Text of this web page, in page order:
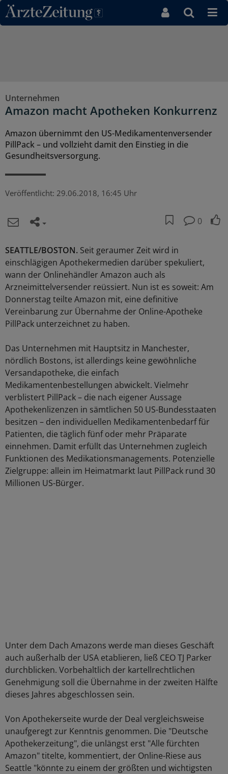
Direkt zum Inhaltsbereich
Unternehmen
Amazon macht Apotheken Konkurrenz
Amazon übernimmt den US-Medikamentenversender
PillPack – und vollzieht damit den Einstieg in die
Gesundheitsversorgung.
Veröffentlicht: 29.06.2018, 16:45 Uhr
0
SEATTLE/BOSTON. Seit geraumer Zeit wird in
einschlägigen Apothekermedien darüber spekuliert,
wann der Onlinehändler Amazon auch als
Arzneimittelversender reüssiert. Nun ist es soweit: Am
Donnerstag teilte Amazon mit, eine definitive
Vereinbarung zur Übernahme der Online-Apotheke
PillPack unterzeichnet zu haben.
Das Unternehmen mit Hauptsitz in Manchester,
nördlich Bostons, ist allerdings keine gewöhnliche
Versandapotheke, die einfach
Medikamentenbestellungen abwickelt. Vielmehr
verblistert PillPack – die nach eigener Aussage
Apothekenlizenzen in sämtlichen 50 US-Bundesstaaten
besitzen – den individuellen Medikamentenbedarf für
Patienten, die täglich fünf oder mehr Präparate
einnehmen. Damit erfüllt das Unternehmen zugleich
Funktionen des Medikationsmanagements. Potenzielle
Zielgruppe: allein im Heimatmarkt laut PillPack rund 30
Millionen US-Bürger.
Unter dem Dach Amazons werde man dieses Geschäft
auch außerhalb der USA etablieren, ließ CEO TJ Parker
durchblicken. Vorbehaltlich der kartellrechtlichen
Genehmigung soll die Übernahme in der zweiten Hälfte
dieses Jahres abgeschlossen sein.
Von Apothekerseite wurde der Deal vergleichsweise
unaufgeregt zur Kenntnis genommen. Die "Deutsche
Apothekerzeitung", die unlängst erst "Alle fürchten
Amazon" titelte, kommentiert, der Online-Riese aus
Seattle "könnte zu einem der größten und wichtigsten